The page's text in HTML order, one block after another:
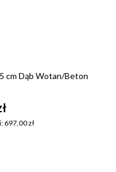
cm Dąb Wotan/Beton
697,00 zł